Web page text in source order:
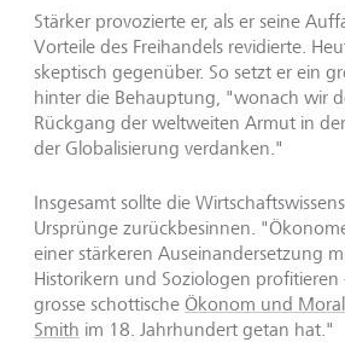
Stärker provozierte er, als er seine
Vorteile des Freihandels revidierte.
skeptisch gegenüber. So setzt er ein
hinter die Behauptung, "wonach wir
Rückgang der weltweiten Armut in
der Globalisierung verdanken."
Insgesamt sollte die
Ursprünge zurückbesinnen.
einer stärkeren Auseinandersetzung
Historikern und Soziologen profitieren
grosse schottische Ökonom und
Smith im 18. Jahrhundert getan hat."